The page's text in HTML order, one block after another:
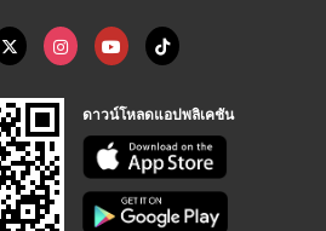
ดาวน์โหลดแอปพลิเคชัน